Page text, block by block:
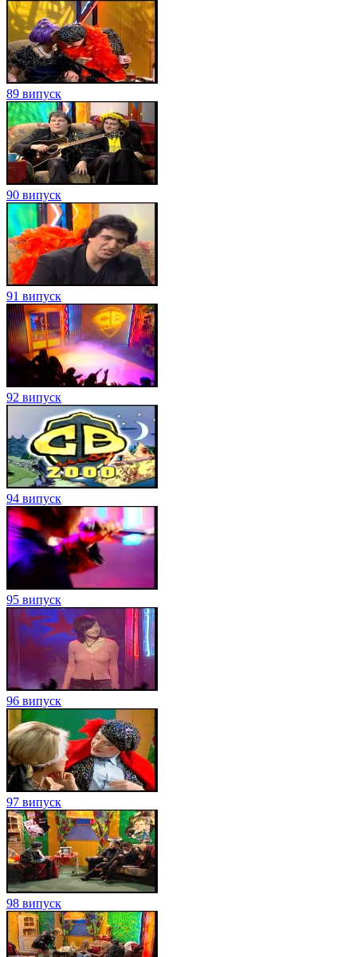
89 випуск
90 випуск
91 випуск
92 випуск
94 випуск
95 випуск
96 випуск
97 випуск
98 випуск